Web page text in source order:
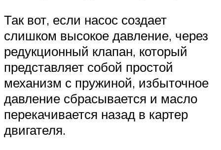
Так вот, если насос создает
слишком высокое давление, через
редукционный клапан, который
представляет собой простой
механизм с пружиной, избыточное
давление сбрасывается и масло
перекачивается назад в картер
двигателя.